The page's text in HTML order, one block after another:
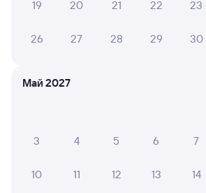
19 20 21 22 23
26 27 28 29 30
Май 2027
3 4 5 6 7
10 11 12 13 14